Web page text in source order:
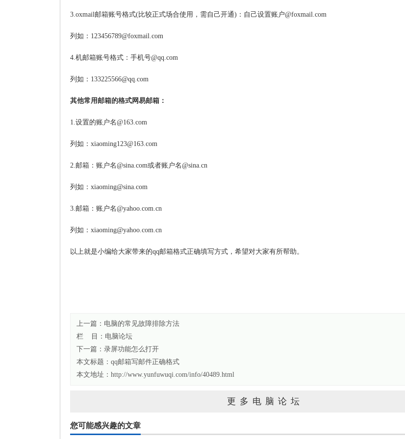
3.oxmail邮箱账号格式(比较正式场合使用，需自己开通)：自己设置账户@foxmail.com
列如：123456789@foxmail.com
4.机邮箱账号格式：手机号@qq.com
列如：133225566@qq.com
其他常用邮箱的格式网易邮箱：
1.设置的账户名@163.com
列如：xiaoming123@163.com
2.邮箱：账户名@sina.com或者账户名@sina.cn
列如：xiaoming@sina.com
3.邮箱：账户名@yahoo.com.cn
列如：xiaoming@yahoo.com.cn
以上就是小编给大家带来的qq邮箱格式正确填写方式，希望对大家有所帮助。
上一篇： 电脑的常见故障排除方法
栏 目： 电脑论坛
下一篇： 录屏功能怎么打开
本文标题： qq邮箱写邮件正确格式
本文地址：http://www.yunfuwuqi.com/info/40489.html
更多电脑论坛
您可能感兴趣的文章